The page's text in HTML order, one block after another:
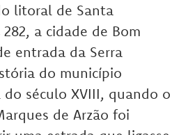
litoral de Santa
a cidade de Bom
entrada da Serra
do município
século XVIII, quando o
de Arzão foi